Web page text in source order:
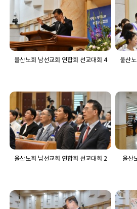
울산노회 남선교회 연합회 선교대회 4 울산
울산노회 남선교회 연합회 선교대회 2 울산